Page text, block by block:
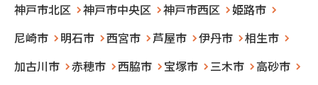
神戸市北区
神戸市中央区 神戸市西区
姫路市
尼崎市
明石市 西宮市 芦屋市 伊丹市
相生市
加古川市
赤穂市 西脇市 宝塚市 三木市
高砂市